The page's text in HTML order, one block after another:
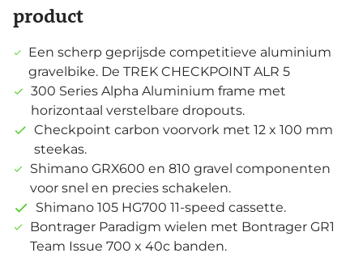
product
Een scherp geprijsde competitieve aluminium
gravelbike. De TREK CHECKPOINT ALR 5
300 Series Alpha Aluminium frame met
horizontaal verstelbare dropouts.
Checkpoint carbon voorvork met 12 x 100 mm
steekas.
Shimano GRX600 en 810 gravel componenten
voor snel en precies schakelen.
Shimano 105 HG700 11-speed cassette.
Bontrager Paradigm wielen met Bontrager GR1
Team Issue 700 x 40c banden.